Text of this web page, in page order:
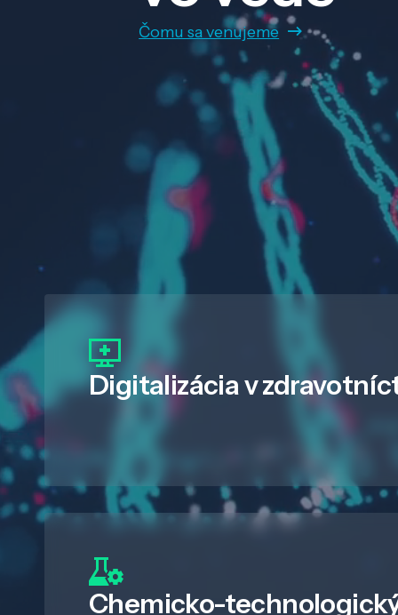
Čomu sa venujeme
Digitalizáciav
Chemicko-